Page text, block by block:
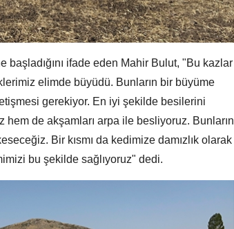
başladığını ifade eden Mahir Bulut, "Bu kazlar
elimde büyüdü. Bunların bir büyüme
gerekiyor. En iyi şekilde besilerini
hem de akşamları arpa ile besliyoruz. Bunların
Bir kısmı da kedimize damızlık olarak
bu şekilde sağlıyoruz" dedi.